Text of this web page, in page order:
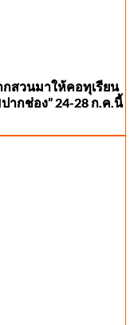
สวนมาให้คอทุเรียน
ากช่อง” 24-28 ก.ค.นี้